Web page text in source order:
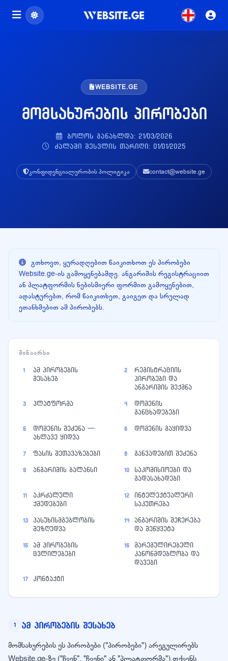
WEBSITE.GE
მომსახურების პირობები
ბოლოს განახლდა: 21/03/2026
ძალაში შესვლის თარიღი: 01/01/2025
კონფიდენციალურობის პოლიტიკა contact@website.ge
გთხოვთ, ყურადღებით წაიკითხოთ ეს პირობები
Website.ge-ის გამოყენებამდე. ანგარიშის რეგისტრაციით
ან პლატფორმის ნებისმიერი ფორმით გამოყენებით,
ადასტურებთ, რომ წაიკითხეთ, გაიგეთ და სრულად
ეთანხმებით ამ პირობებს.
ᲨᲘᲜᲐᲐᲠᲡᲘ
1
ამ პირობების
შესახებ
2
რეგისტრაციის
პირობები და
ანგარიშის შექმნა
3 პლატფორმა 4
დომენის
განცხადებები
5
დომენის შეძენა —
ახლავე ყიდვა
6 დომენის გაყიდვა
7 ფასის შეთავაზებები 8 განვადებით შეძენა
9 ანგარიშის ბალანსი 10
საკომისიოები და
გადასახადები
11
აკრძალული
ქმედებები
12
ინტელექტუალური
საკუთრება
13
პასუხისმგებლობის
შეზღუდვა
14
ანგარიშის შეჩერება
და შეწყვეტა
15
ამ პირობების
ცვლილებები
16
მარეგულირებელი
კანონმდებლობა და
დავები
17 კონტაქტი
1 ამ პირობების შესახებ
მომსახურების ეს პირობები ("პირობები") არეგულირებს
Website.ge-ზე ("ჩვენ", "ჩვენი" ან "პლატფორმა") თქვენს